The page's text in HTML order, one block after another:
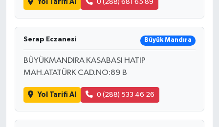
Yol Tarifi Al 0 (288) 681 65 89
Serap Eczanesi Büyük Mandıra
BÜYÜKMANDIRA KASABASI HATIP
MAH.ATATÜRK CAD.NO:89 B
Yol Tarifi Al 0 (288) 533 46 26